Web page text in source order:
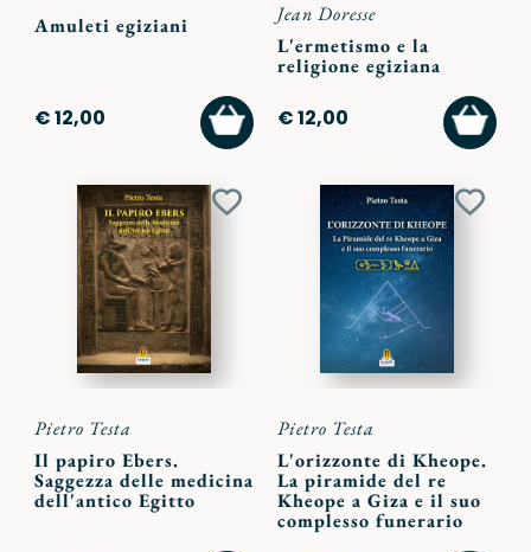
Amuleti egiziani
€ 12,00
AGGIUNGI
AL
CARRELLO
Jean Doresse
L'ermetismo e la
religione egiziana
€ 12,00
AL
Aggiungi
Pietro Testa
Il papiro Ebers.
Saggezza delle medicina
dell'antico Egitto
Pietro Testa
L'orizzonte di Kheope.
La piramide del re
Kheope a Giza e il suo
complesso funerario